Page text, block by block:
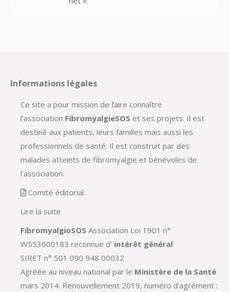
Informations légales
Ce site a pour mission de faire connaître
l’association FibromyalgieSOS et ses projets. Il est
destiné aux patients, leurs familles mais aussi les
professionnels de santé. Il est construit par des
malades atteints de fibromyalgie et bénévoles de
l’association.
Comité éditorial.
Lire la suite
FibromyalgioSOS Association Loi 1901 n°
W553000183 reconnue d’ intérêt général
SIRET n° 501 090 948 00032
Agréée au niveau national par le Ministère de la Santé
mars 2014. Renouvellement 2019, numéro d’agrément :